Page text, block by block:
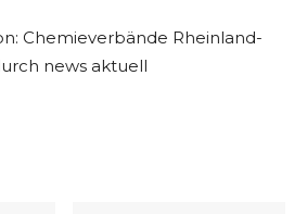
Chemieverbände Rheinland-
news aktuell